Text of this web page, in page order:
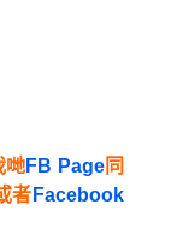
哋FB Page同
者 Facebook